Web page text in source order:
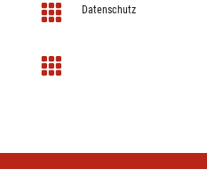
 Datenschutz
